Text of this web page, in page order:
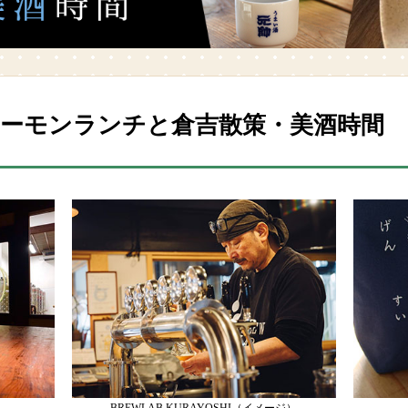
モンランチと倉吉散策・美酒時間